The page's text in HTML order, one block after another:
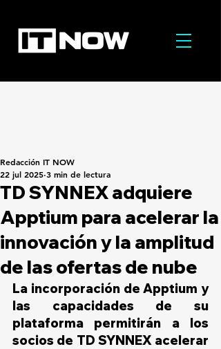
TD SYNNEX adquiere
Apptium para acelerar la
innovación y la amplitud
de las ofertas de nube
Redacción IT NOW
22 jul 2025 3 min de lectura
La incorporación de Apptium y
las capacidades de su
plataforma permitirán a los
socios de TD SYNNEX acelerar